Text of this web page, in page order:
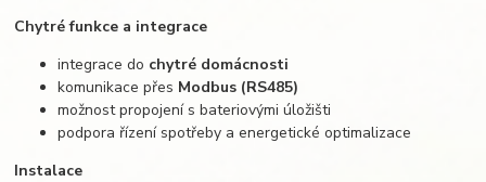
Chytré funkce a integrace
integrace do chytré domácnosti
komunikace přes Modbus (RS485)
možnost propojení s bateriovými úložišti
podpora řízení spotřeby a energetické optimalizace
Instalace